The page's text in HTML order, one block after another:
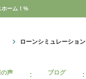
ホーム！%
ローンシミュレーション
の声 ブログ